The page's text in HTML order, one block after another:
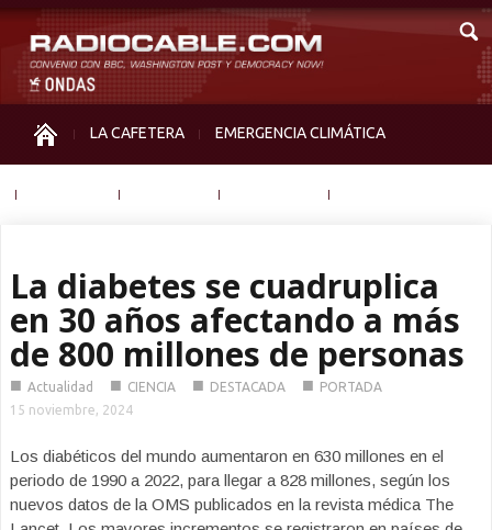
LA CAFETERA EMERGENCIA CLIMÁTICA
La diabetes se cuadruplica
en 30 años afectando a más
de 800 millones de personas
■ Actualidad ■ CIENCIA ■ DESTACADA ■ PORTADA
15 noviembre, 2024
Los diabéticos del mundo aumentaron en 630 millones en el
periodo de 1990 a 2022, para llegar a 828 millones, según los
nuevos datos de la OMS publicados en la revista médica The